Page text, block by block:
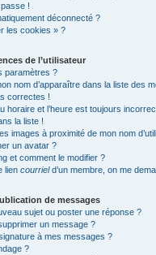
!
déconnecté ?
les cookies » ?
de l’utilisateur
paramètres ?
nom d’apparaître dans la liste des
correctes !
horaire et l’heure est toujours
la liste !
images à proximité de mon nom
un avatar ?
et comment le modifier ?
lien courrield’un membre, on me
de messages
sujet ou poster une réponse ?
un message ?
à mes messages ?
?